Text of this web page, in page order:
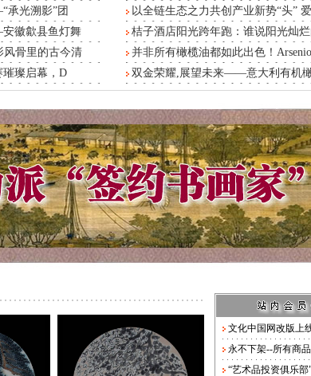
光溯影”团
徽歙县鱼灯舞
风骨里的古今清
璀璨启幕，D
以全链生态之力共创产业新势“头”
桔子酒店阳光跨年跑：谁说阳光灿烂
并非所有橄榄油都如此出色！Arsenio
双金荣耀,展望未来——意大利有机
文化中国网改版上
永不下架--所有商
“艺术品投资俱乐部